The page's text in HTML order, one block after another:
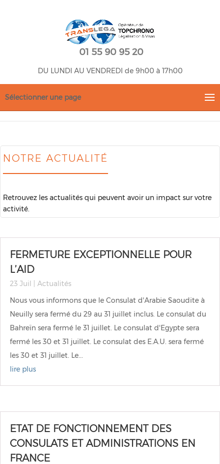
01 55 90 95 20
DU LUNDI AU VENDREDI de 9h00 à 17h00
Sélectionner une page
NOTRE ACTUALITÉ
Retrouvez les actualités qui peuvent avoir un impact sur votre
activité.
FERMETURE EXCEPTIONNELLE POUR
L’AID
23 Juil
Actualités
Nous vous informons que le Consulat d'Arabie Saoudite à
Neuilly sera fermé du 29 au 31 juillet inclus. Le consulat du
Bahreïn sera fermé le 31 juillet. Le consulat d'Egypte sera
fermé les 30 et 31 juillet. Le consulat des E.A.U. sera fermé
les 30 et 31 juillet. Le...
lire plus
ETAT DE FONCTIONNEMENT DES
CONSULATS ET ADMINISTRATIONS EN
FRANCE